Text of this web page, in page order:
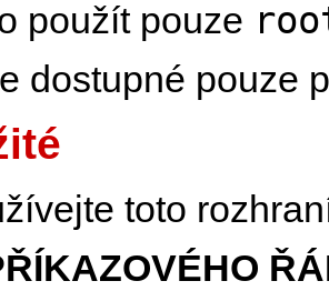
použít pouze
dostupné pouze
toto